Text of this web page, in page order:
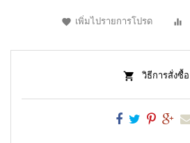
เพิ่มไปรายการโปรด
วิธีการสั่งซื้อ